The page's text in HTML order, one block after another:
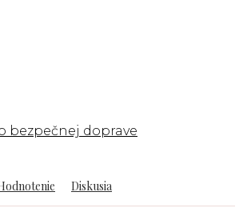
bezpečnej doprave
Diskusia